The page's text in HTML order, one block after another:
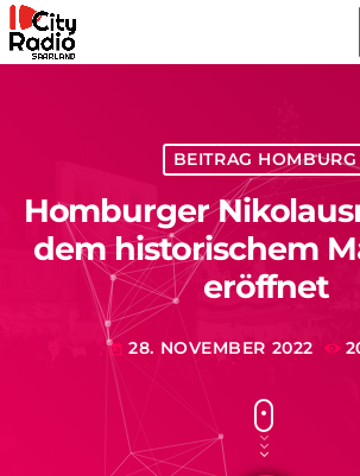
BEITRAG HOMBURG
Homburger
dem historischem
eröffnet
today 28. NOVEMBER 2022